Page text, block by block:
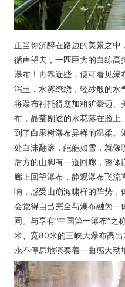
正当你沉醉在路边的美景之中
循声望去，一匹巨大的白练高
瀑布！再靠近些，便可看见瀑
泻玉，水雾缭绕，轻纱般的水
将瀑布衬托得愈加粗犷豪迈、
布，晶莹剔透的水花落在脸上
到了白果树瀑布异样的温柔。
处白沫翻滚，皑皑如雪，就像
后方的山脚有一道回廊，整
廊上回望瀑布，静观瀑布飞流
响，感受山崩海啸样的阵势，
会觉得自己完全与瀑布融为一
同。与享有“中国第一瀑布”之
米、宽80米的三峡大瀑布高
永不停息地演奏着一曲感天动